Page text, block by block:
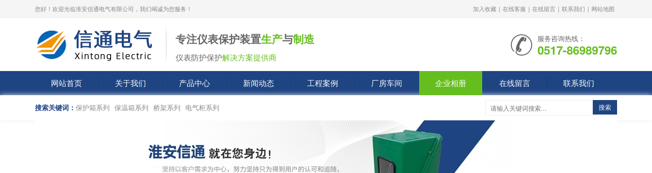
您好！欢迎光临淮安信通电气有限公司，我们竭诚为您服务！ 加入收藏 | 在线客服 | 在线留言 | 联系我们 | 网站地图
专注仪表保护装置生产与制造
仪表防护保护解决方案提供商
服务咨询热线：
0517-86989796
网站首页 关于我们 产品中心 新闻动态 工程案例 厂房车间 企业相册 在线留言 联系我们
搜索关键词： 保护箱系列 保温箱系列 桥架系列 电气柜系列